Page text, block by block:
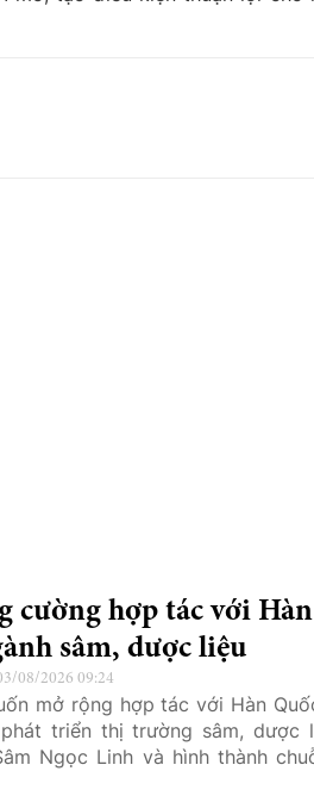
cường hợp tác với
sâm, dược liệu
08/2026 09:24
mở rộng hợp tác với Hàn
triển thị trường sâm, dược
Ngọc Linh và hình thành